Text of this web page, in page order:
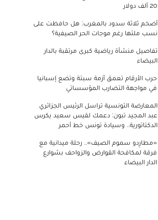
20 ألف دولار
أضخم ثلاثة سدود بالمغرب: هل حافظت على
نسب ملئها رغم موجات الحر الصيفية؟
تفاصيل منشأة رياضية كبرى مرتقبة بالدار
البيضاء
حرب الأرقام تعمق أزمة سبتة وتضع إسبانيا
في مواجهة التضارب المؤسساتي
المعارضة التونسية تراسل الرئيس الجزائري
عبد المجيد تبون: دعمك لقيس سعيد يكرس
الدكتاتورية.. وسيادة تونس خط أحمر
«مطارِدو سموم الصيف».. رحلة ميدانية مع
فرقة لمكافحة القوارض والزواحف بشوارع
الدار البيضاء